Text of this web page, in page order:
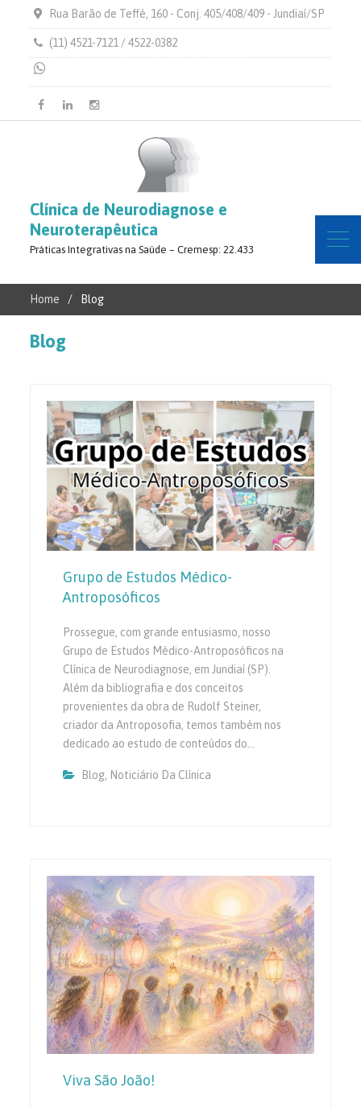
Rua Barão de Teffé, 160 - Conj. 405/408/409 - Jundiaí/SP
(11) 4521-7121 / 4522-0382
Facebook
LinkedinInstagram
Clínica de Neurodiagnose e
Neuroterapêutica
Práticas Integrativas na Saúde – Cremesp: 22.433
Home Blog
Blog
Grupo de Estudos Médico-
Antroposóficos
Prossegue, com grande entusiasmo, nosso
Grupo de Estudos Médico-Antroposóficos na
Clínica de Neurodiagnose, em Jundiaí (SP).
Além da bibliografia e dos conceitos
provenientes da obra de Rudolf Steiner,
criador da Antroposofia, temos também nos
dedicado ao estudo de conteúdos do…
Blog, Noticiário Da Clínica
Viva São João!